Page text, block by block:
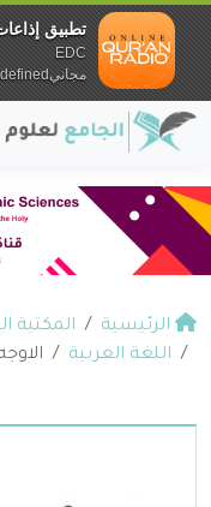
الرئيسية المكتبة
اللغة العربية
تطبيق
EDC
مجانيundefined